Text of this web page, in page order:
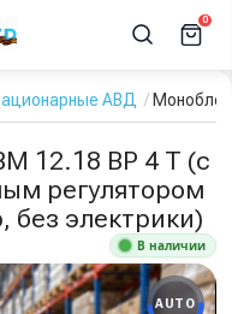
0
АВД
12.18 ВР 4 Т (с
регулятором
без электрики)
В наличии
AUTO